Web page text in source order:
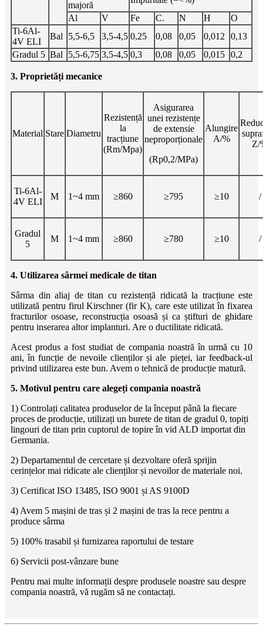
majoră
Al
V Fe C. N H
O
Ti-6Al-
4V ELI
Bal 5,5-6,5 3,5-4,5 0,25 0,08 0,05 0,012
0,13
Gradul 5 Bal 5,5-6,75 3,5-4,5 0,3 0,08 0,05 0,015 0,2
3. Proprietăți mecanice
Material Stare Diametru
Rezistență
la
tracțiune
(Rm/Mpa)
Asigurarea
unei rezistențe
de extensie
neproporționale
(Rp0,2/MPa)
Alungire
A/%
Z/
Ti-6Al-
4V ELI
M 1~4 mm ≥860 ≥795 ≥10 /
Gradul
5
M 1~4 mm ≥860 ≥780 ≥10 /
4. Utilizarea sârmei medicale de titan
Sârma din aliaj de titan cu rezistență ridicată la tracțiune este
utilizată pentru firul Kirschner (fir K), care este utilizat în fixarea
fracturilor osoase, reconstrucția osoasă și ca știfturi de ghidare
pentru inserarea altor implanturi. Are o ductilitate ridicată.
Acest produs a fost studiat de compania noastră în urmă cu 10
ani, în funcție de nevoile clienților și ale pieței, iar feedback-ul
privind utilizarea este bun. Avem o tehnică de producție matură.
5. Motivul pentru care alegeți compania noastră
1) Controlați calitatea produselor de la început până la fiecare
proces de producție, utilizați un burete de titan de gradul 0, topiți
lingouri de titan prin cuptorul de topire în vid ALD importat din
Germania.
2) Departamentul de cercetare și dezvoltare oferă sprijin
cerințelor mai ridicate ale clienților și nevoilor de materiale noi.
3) Certificat ISO 13485, ISO 9001 și AS 9100D
4) Avem 5 mașini de tras și 2 mașini de tras la rece pentru a
produce sârma
5) 100% trasabil și furnizarea raportului de testare
6) Servicii post-vânzare bune
Pentru mai multe informații despre produsele noastre sau despre
compania noastră, vă rugăm să ne contactați.